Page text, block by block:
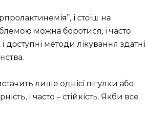
і стоїш на
можна боротися, і часто
доступні методи лікування здатні
лише однієї пігулки або
і часто – стійкість. Якби все